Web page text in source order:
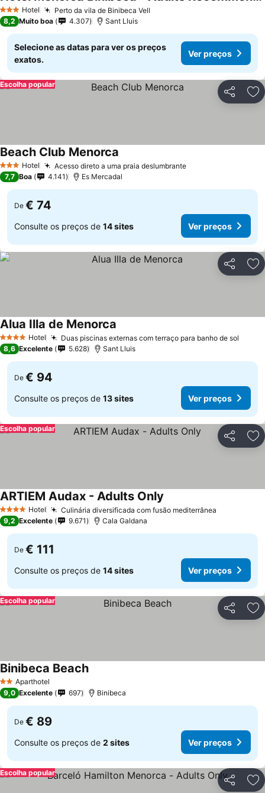
3 EstrelasHotel Perto da vila de Binibeca Vell
8,2 Muito boa 4.307 Sant Lluis
Selecione as datas para ver os preços
exatos.
Ver preços
Partilhar
Escolha popular
3 EstrelasHotel Acesso direto a uma praia deslumbrante
Beach Club Menorca
7,7 Boa 4.141 Es Mercadal
De € 74
Consulte os preços de 14 sites Ver preços
Partilhar
4 EstrelasHotel Duas piscinas externas com terraço para banho de sol
Alua Illa de Menorca
8,6 Excelente 5.628 Sant Lluis
De € 94
Consulte os preços de 13 sites Ver preços
Partilhar
Escolha popular
4 EstrelasHotel Culinária diversificada com fusão mediterrânea
ARTIEM Audax - Adults Only
9,2 Excelente 9.671 Cala Galdana
De € 111
Consulte os preços de 14 sites Ver preços
Partilhar
Escolha popular
2 EstrelasAparthotel
Binibeca Beach
9,0 Excelente 697 Binibeca
De € 89
Consulte os preços de 2 sites Ver preços
Partilhar
Escolha popular